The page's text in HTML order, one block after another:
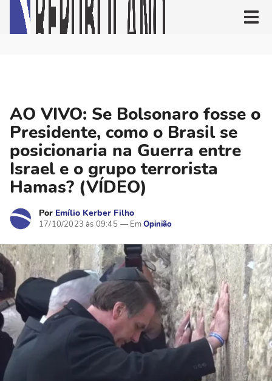
AO VIVO: Se Bolsonaro fosse o
Presidente, como o Brasil se
posicionaria na Guerra entre
Israel e o grupo terrorista
Hamas? (VÍDEO)
Por Emílio Kerber Filho
17/10/2023 às 09:45 Opinião